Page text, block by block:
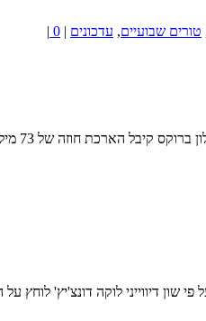
טורים שבועיים, עדכונים |
0
|